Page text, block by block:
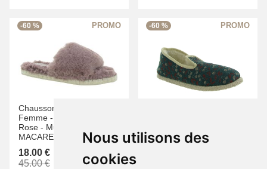
Nous utilisons des
cookies
-60 %
Chaussons Et Pantoufles -
Femme -
Rose - Mules Sabots -
MACARENA
18.00 €
45.00 €
-60 %
RONDINAUD